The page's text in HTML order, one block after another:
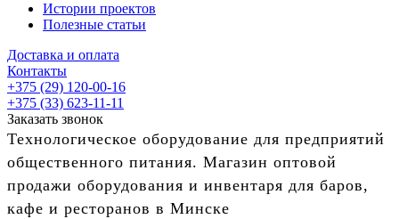
Истории проектов
Полезные статьи
Доставка и оплата
Контакты
+375 (29) 120-00-16
+375 (33) 623-11-11
Заказать звонок
Технологическое оборудование для предприятий
общественного питания. Магазин оптовой
продажи оборудования и инвентаря для баров,
кафе и ресторанов в Минске